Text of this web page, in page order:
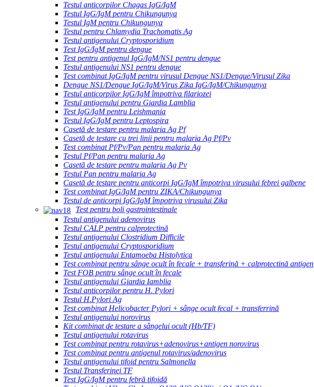
Testul anticorpilor Chagas IgG/IgM
Testul IgG/IgM pentru Chikungunya
Testul IgM pentru Chikungunya
Testul pentru Chlamydia Trachomatis Ag
Testul antigenului Cryptosporidium
Test IgG/IgM pentru dengue
Test pentru antigenul IgG/IgM/NS1 pentru dengue
Testul antigenului NS1 pentru dengue
Test combinat IgG/IgM pentru virusul Dengue NS1/Dengue/Virusul Zika
Dengue NS1/Dengue IgG/IgM/Virus Zika IgG/IgM/Chikungunya
Testul anticorpilor IgG/IgM împotriva filariozei
Testul antigenului pentru Giardia Lamblia
Test IgG/IgM pentru Leishmania
Testul IgG/IgM pentru Leptospira
Casetă de testare pentru malaria Ag Pf
Casetă de testare cu trei linii pentru malaria Ag Pf/Pv
Test combinat Pf/Pv/Pan pentru malaria Ag
Testul Pf/Pan pentru malaria Ag
Casetă de testare pentru malaria Ag Pv
Testul Pan pentru malaria Ag
Casetă de testare pentru anticorpi IgG/IgM împotriva virusului febrei galbene
Test combinat IgG/IgM pentru ZIKA/Chikungunya
Testul de anticorpi IgG/IgM împotriva virusului Zika
Test pentru boli gastrointestinale
Testul antigenului adenovirus
Testul CALP pentru calprotectină
Testul antigenului Clostridium Difficile
Testul antigenului Cryptosporidium
Testul antigenului Entamoeba Histolytica
Test combinat pentru sânge ocult în fecale + transferină + calprotectină antigen
Test FOB pentru sânge ocult în fecale
Testul antigenului Giardia Iamblia
Testul anticorpilor pentru H. Pylori
Testul H.Pylori Ag
Test combinat Helicobacter Pylori + sânge ocult fecal + transferrină
Testul antigenului norovirus
Kit combinat de testare a sângelui ocult (Hb/TF)
Testul antigenului rotavirus
Test combinat pentru rotavirus+adenovirus+antigen norovirus
Test combinat pentru antigenul rotavirus/adenovirus
Testul antigenului tifoid pentru Salmonella
Testul Transferinei TF
Test IgG/IgM pentru febră tifoidă